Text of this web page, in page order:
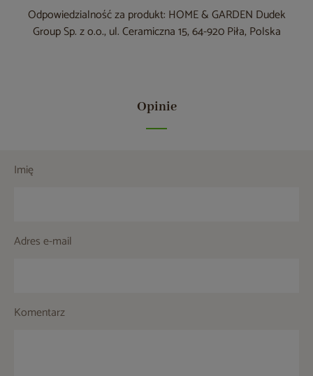
Odpowiedzialność za produkt: HOME & GARDEN Dudek
Group Sp. z o.o., ul. Ceramiczna 15, 64-920 Piła, Polska
Opinie
Imię
Adres e-mail
Komentarz